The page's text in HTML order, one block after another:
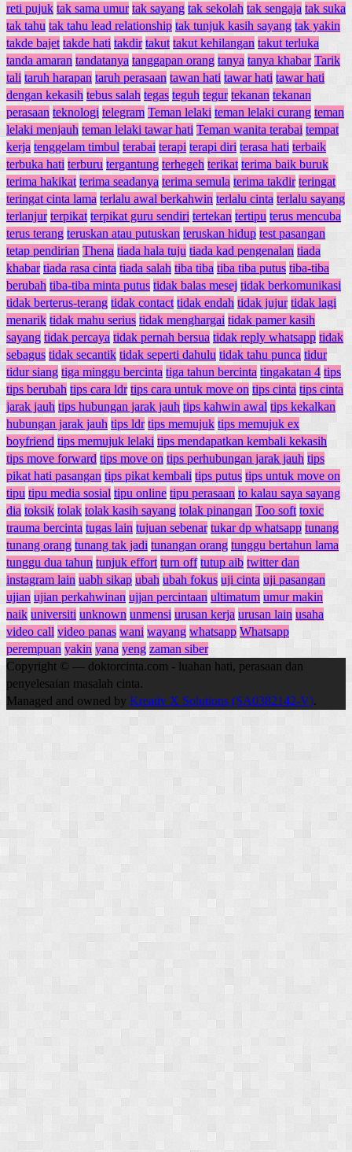
reti pujuk tak sama umur tak sayang tak sekolah tak sengaja tak suka
tak tahu tak tahu lead relationship tak tunjuk kasih sayang tak yakin
takde bajet takde hati takdir takut takut kehilangan takut terluka
tanda amaran tandatanya tanggapan orang tanya tanya khabar Tarik
tali taruh harapan taruh perasaan tawan hati tawar hati tawar hati
dengan kekasih tebus salah tegas teguh tegur tekanan tekanan
perasaan teknologi telegram Teman lelaki teman lelaki curang teman
lelaki menjauh teman lelaki tawar hati Teman wanita terabai tempat
kerja tenggelam timbul terabai terapi terapi diri terasa hati terbaik
terbuka hati terburu tergantung terhegeh terikat terima baik buruk
terima hakikat terima seadanya terima semula terima takdir teringat
teringat cinta lama terlalu awal berkahwin terlalu cinta terlalu sayang
terlanjur terpikat terpikat guru sendiri tertekan tertipu terus mencuba
terus terang teruskan atau putuskan teruskan hidup test pasangan
tetap pendirian Thena tiada hala tuju tiada kad pengenalan tiada
khabar tiada rasa cinta tiada salah tiba tiba tiba tiba putus tiba-tiba
berubah tiba-tiba minta putus tidak balas mesej tidak berkomunikasi
tidak berterus-terang tidak contact tidak endah tidak jujur tidak lagi
menarik tidak mahu serius tidak menghargai tidak pamer kasih
sayang tidak percaya tidak pernah bersua tidak reply whatsapp tidak
sebagus tidak secantik tidak seperti dahulu tidak tahu punca tidur
tidur siang tiga minggu bercinta tiga tahun bercinta tingakatan 4 tips
tips berubah tips cara ldr tips cara untuk move on tips cinta tips cinta
jarak jauh tips hubungan jarak jauh tips kahwin awal tips kekalkan
hubungan jarak jauh tips ldr tips memujuk tips memujuk ex
boyfriend tips memujuk lelaki tips mendapatkan kembali kekasih
tips move forward tips move on tips perhubungan jarak jauh tips
pikat hati pasangan tips pikat kembali tips putus tips untuk move on
tipu tipu media sosial tipu online tipu perasaan to kalau saya sayang
dia toksik tolak tolak kasih sayang tolak pinangan Too soft toxic
trauma bercinta tugas lain tujuan sebenar tukar dp whatsapp tunang
tunang orang tunang tak jadi tunangan orang tunggu bertahun lama
tunggu dua tahun tunjuk effort turn off tutup aib twitter dan
instagram lain uabh sikap ubah ubah fokus uji cinta uji pasangan
ujian ujian perkahwinan ujjan percintaan ultimatum umur makin
naik universiti unknown unmensi urusan kerja urusan lain usaha
video call video panas wani wayang whatsapp Whatsapp
perempuan yakin yana yeng zaman siber
Copyright © — doktorcinta.com - luahan hati, perasaan dan
penyelesaian masalah cinta.
Managed and owned by Kreativ X Solutions (SA0382142-V).